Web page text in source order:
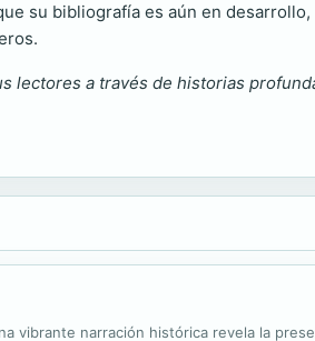
su bibliografía es aún en
lectores a través de historias
vibrante narración histórica revela la